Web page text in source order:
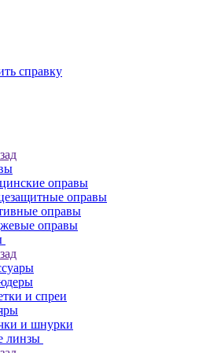
справку
оправы
оправы
оправы
оправы
и спреи
и шнурки
линзы